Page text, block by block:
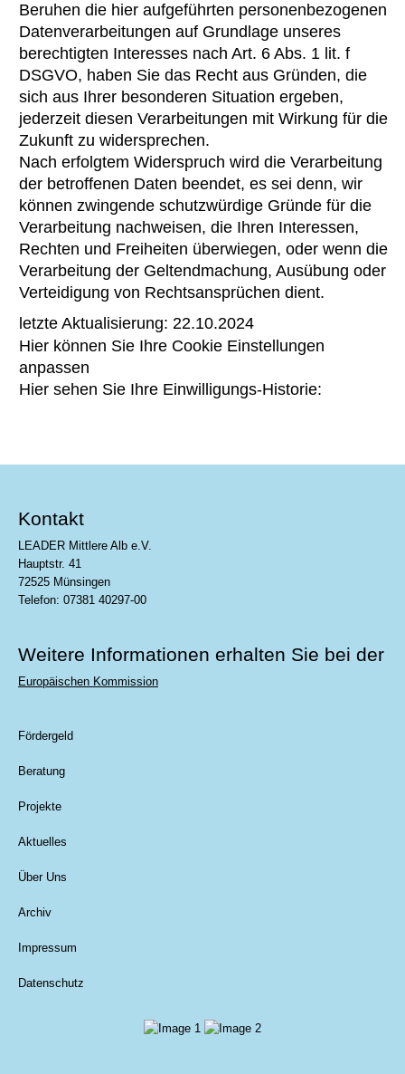
Beruhen die hier aufgeführten personenbezogenen
Datenverarbeitungen auf Grundlage unseres
berechtigten Interesses nach Art. 6 Abs. 1 lit. f
DSGVO, haben Sie das Recht aus Gründen, die
sich aus Ihrer besonderen Situation ergeben,
jederzeit diesen Verarbeitungen mit Wirkung für die
Zukunft zu widersprechen.
Nach erfolgtem Widerspruch wird die Verarbeitung
der betroffenen Daten beendet, es sei denn, wir
können zwingende schutzwürdige Gründe für die
Verarbeitung nachweisen, die Ihren Interessen,
Rechten und Freiheiten überwiegen, oder wenn die
Verarbeitung der Geltendmachung, Ausübung oder
Verteidigung von Rechtsansprüchen dient.
letzte Aktualisierung: 22.10.2024
Hier können Sie Ihre Cookie Einstellungen
anpassen
Hier sehen Sie Ihre Einwilligungs-Historie:
Kontakt
LEADER Mittlere Alb e.V.
Hauptstr. 41
72525 Münsingen
Telefon: 07381 40297-00
Weitere Informationen erhalten Sie bei der
Europäischen Kommission
Fördergeld
Beratung
Projekte
Aktuelles
Über Uns
Archiv
Impressum
Datenschutz